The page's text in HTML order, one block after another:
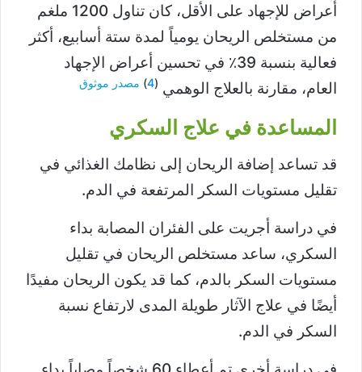
أعراض للإجهاد على الأقل، كان تناول 1200 ملغم
من مستخلص الريحان يومياً لمدة ستة أسابيع، أكثر
فعالية بنسبة 39٪ في تحسين أعراض الإجهاد
العام، مقارنة بالعلاج الوهمي (
4
) مصدر موثوق
المساعدة في علاج السكري
قد تساعد إضافة الريحان إلى نظامك الغذائي في
تقليل مستويات السكر المرتفعة في الدم.
في دراسة أجريت على الفئران المصابة بداء
السكري، ساعد مستخلص الريحان في تقليل
مستويات السكر بالدم، كما قد يكون الريحان مفيدًا
أيضًا في علاج الآثار طويلة المدى لارتفاع نسبة
السكر في الدم.